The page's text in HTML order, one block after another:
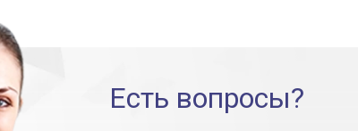
Есть вопросы?